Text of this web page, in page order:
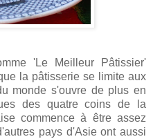
'Le Meilleur Pâtissier'
la pâtisserie se limite aux
monde s'ouvre de plus en
des quatre coins de la
commence à être assez
pays d'Asie ont aussi